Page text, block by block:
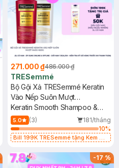
271.000 ₫486.000 ₫
TRESemmé
Bộ Gội Xả TRESemmé Keratin
Vào Nếp Suôn Mượt
640g+620g
Keratin Smooth Shampoo &
Conditioner
5.0 (3)
181/tháng
10%
Bill 199K TRESemmé tặng Kem Ủ
-17%